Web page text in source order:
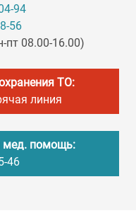
94
56
пт 08.00-16.00)
ТО:
линия
мед. помощь:
46